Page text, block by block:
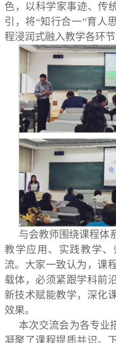
色，以科学家事迹、传
引，将“知行合一”育人
程浸润式融入教学各环
与会教师围绕课程体
教学应用、实践教学
流。大家一致认为，课
载体，必须紧跟学科前
新技术赋能教学，深化
效果。
本次交流会为各专业
凝聚了课程提质共识。